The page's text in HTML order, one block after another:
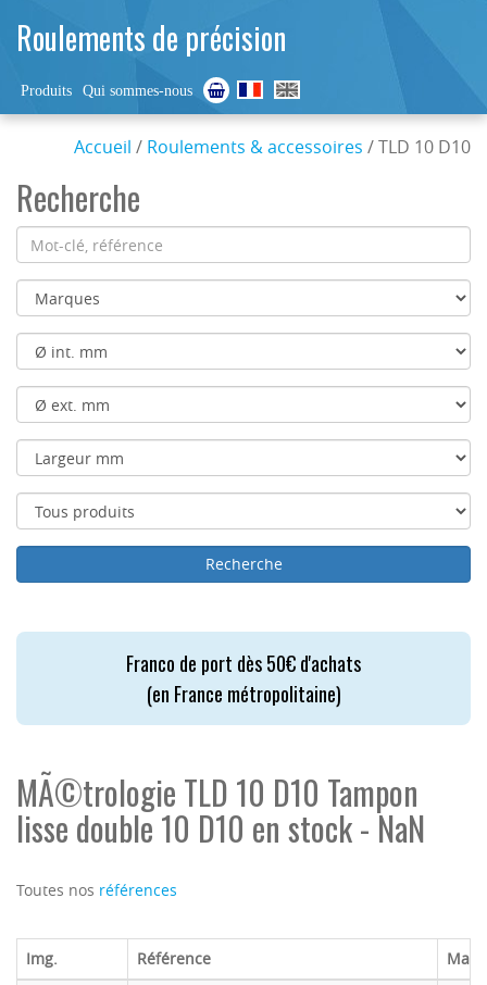
Roulements de précision
Produits Qui sommes-nous
Accueil / Roulements & accessoires / TLD 10 D10
Recherche
Franco de port dès 50€ d'achats
(en France métropolitaine)
MÃ©trologie TLD 10 D10 Tampon
lisse double 10 D10 en stock - NaN
Toutes nos références
Img. Référence